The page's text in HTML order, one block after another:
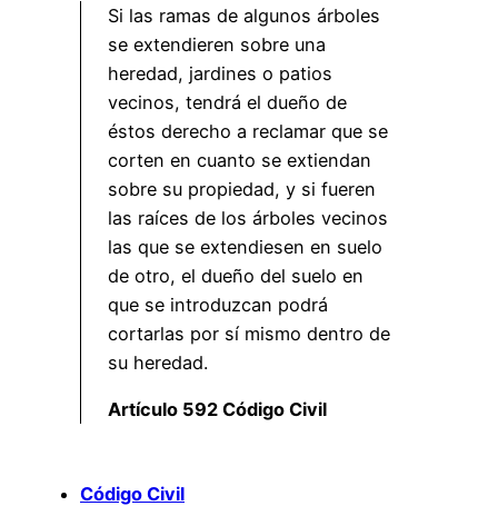
Si las ramas de algunos árboles
se extendieren sobre una
heredad, jardines o patios
vecinos, tendrá el dueño de
éstos derecho a reclamar que se
corten en cuanto se extiendan
sobre su propiedad, y si fueren
las raíces de los árboles vecinos
las que se extendiesen en suelo
de otro, el dueño del suelo en
que se introduzcan podrá
cortarlas por sí mismo dentro de
su heredad.
Artículo 592 Código Civil
Código Civil